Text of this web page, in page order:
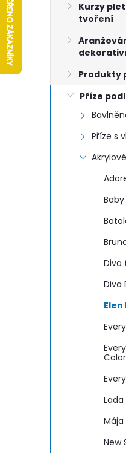
Kurzy
tvoření
Produkty
Příze
Příze s
Diva
Diva
New